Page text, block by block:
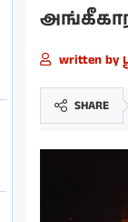
written by
SHARE